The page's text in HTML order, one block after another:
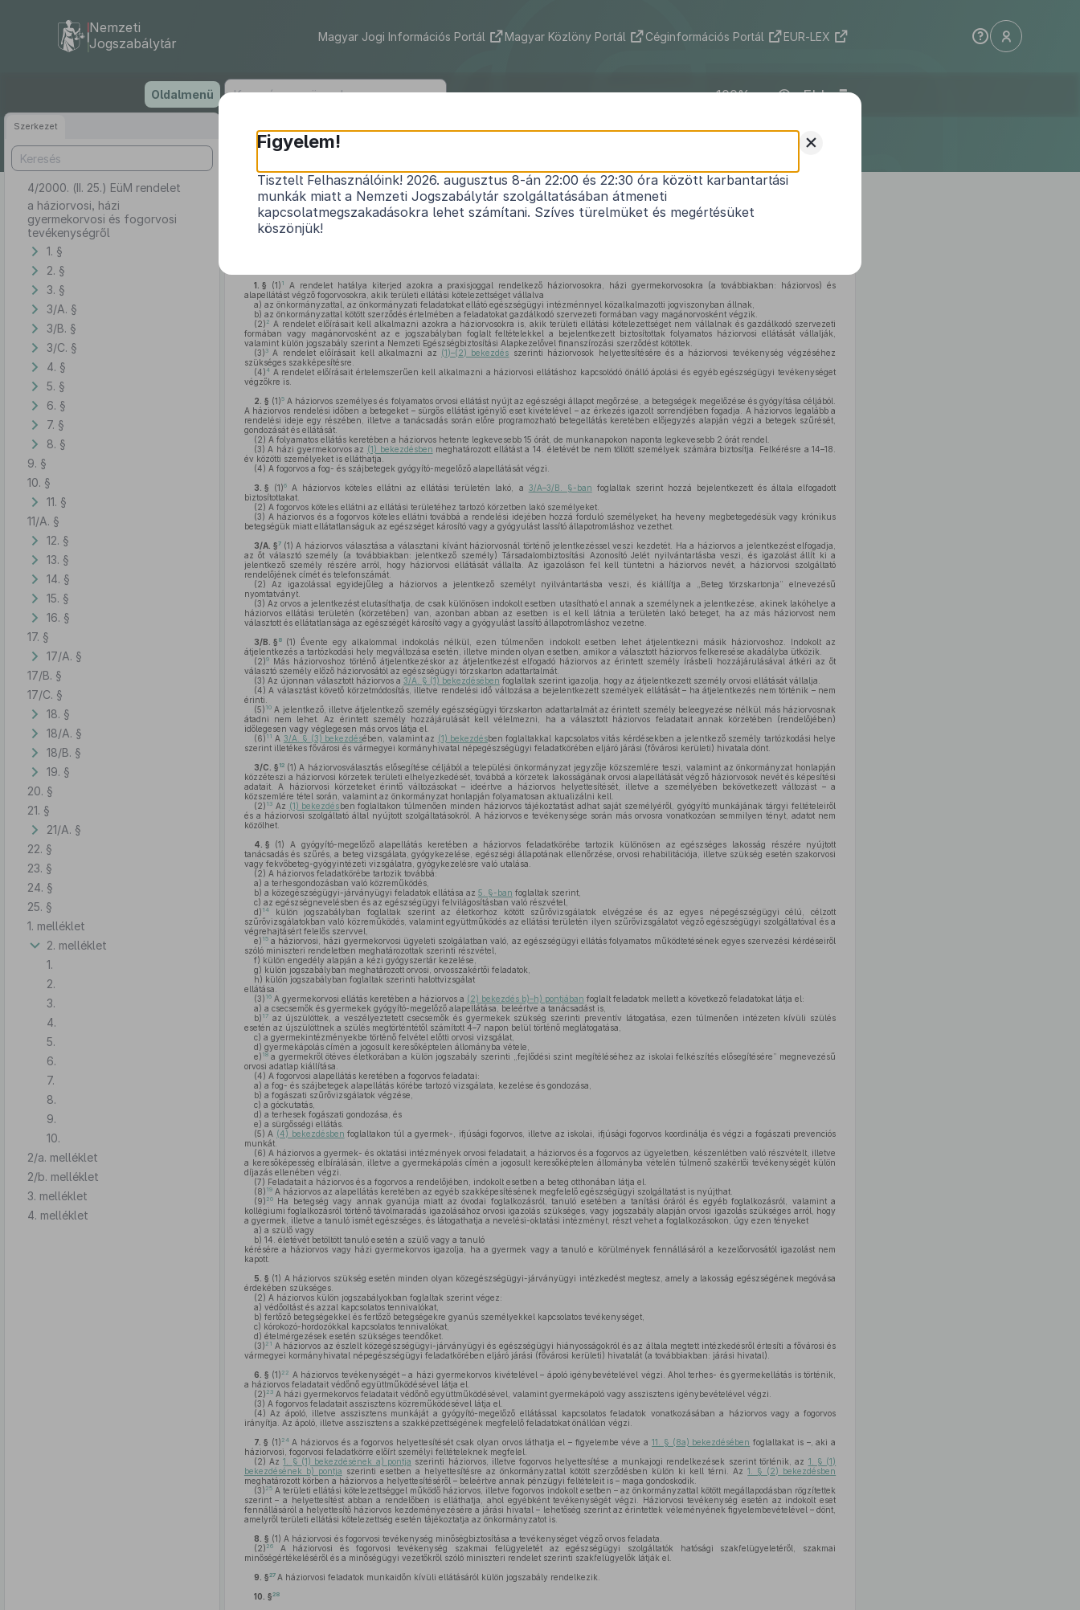
tartalomra
Nemzeti
Jogszabálytár
Magyar Jogi Információs Portál Magyar Közlöny Portál Céginformációs Portál EUR-LEX
Oldalmenü ELI
Szerkezet
4/2000. (II. 25.) EüM rendelet
a háziorvosi, házi
gyermekorvosi és fogorvosi
tevékenységről
1. §
2. §
3. §
3/A. §
3/B. §
3/C. §
4. §
5. §
6. §
7. §
8. §
9. §
10. §
11. §
11/A. §
12. §
13. §
14. §
15. §
16. §
17. §
17/A. §
17/B. §
17/C. §
18. §
18/A. §
18/B. §
19. §
20. §
21. §
21/A. §
22. §
23. §
24. §
25. §
1. melléklet
2. melléklet
1.
2.
3.
4.
5.
6.
7.
8.
9.
10.
2/a. melléklet
2/b. melléklet
3. melléklet
4. melléklet
4/2000. (II. 25.) EüM rendelet
a háziorvosi, házi gyermekorvosi és fogorvosi tevékenységről
Hatályos: 2026. 01. 01. –
1. § (1) 1
A rendelet hatálya kiterjed azokra a praxisjoggal rendelkező háziorvosokra, házi gyermekorvosokra (a továbbiakban: háziorvos) és
alapellátást végző fogorvosokra, akik területi ellátási kötelezettséget vállalva
a) az önkormányzattal, az önkormányzati feladatokat ellátó egészségügyi intézménnyel közalkalmazotti jogviszonyban állnak,
b) az önkormányzattal kötött szerződés értelmében a feladatokat gazdálkodó szervezeti formában vagy magánorvosként végzik.
(2) 2 A rendelet előírásait kell alkalmazni azokra a háziorvosokra is, akik területi ellátási kötelezettséget nem vállalnak és gazdálkodó szervezeti
formában vagy magánorvosként az e jogszabályban foglalt feltételekkel a bejelentkezett biztosítottak folyamatos háziorvosi ellátását vállalják,
valamint külön jogszabály szerint a Nemzeti Egészségbiztosítási Alapkezelővel finanszírozási szerződést kötöttek.
(3) 3A rendelet előírásait kell alkalmazni az (1)–(2) bekezdés szerinti háziorvosok helyettesítésére és a háziorvosi tevékenység végzéséhez
szükséges szakképesítésre.
(4)4A rendelet előírásait értelemszerűen kell alkalmazni a háziorvosi ellátáshoz kapcsolódó önálló ápolási és egyéb egészségügyi tevékenységet
végzőkre is.
2. § (1)5A háziorvos személyes és folyamatos orvosi ellátást nyújt az egészségi állapot megőrzése, a betegségek megelőzése és gyógyítása céljából.
A háziorvos rendelési időben a betegeket – sürgős ellátást igénylő eset kivételével – az érkezés igazolt sorrendjében fogadja. A háziorvos legalább a
rendelési ideje egy részében, illetve a tanácsadás során előre programozható betegellátás keretében előjegyzés alapján végzi a betegek szűrését,
gondozását és ellátását.
(2) A folyamatos ellátás keretében a háziorvos hetente legkevesebb 15 órát, de munkanapokon naponta legkevesebb 2 órát rendel.
(3) A házi gyermekorvos az (1) bekezdésben meghatározott ellátást a 14. életévét be nem töltött személyek számára biztosítja. Felkérésre a 14–18.
év közötti személyeket is elláthatja.
(4) A fogorvos a fog- és szájbetegek gyógyító-megelőző alapellátását végzi.
3. § (1)6A háziorvos köteles ellátni az ellátási területén lakó, a 3/A–3/B. §-ban foglaltak szerint hozzá bejelentkezett és általa elfogadott
biztosítottakat.
(2) A fogorvos köteles ellátni az ellátási területéhez tartozó körzetben lakó személyeket.
(3) A háziorvos és a fogorvos köteles ellátni továbbá a rendelési idejében hozzá forduló személyeket, ha heveny megbetegedésük vagy krónikus
betegségük miatt ellátatlanságuk az egészséget károsító vagy a gyógyulást lassító állapotromláshoz vezethet.
3/A. §7 (1) A háziorvos választása a választani kívánt háziorvosnál történő jelentkezéssel veszi kezdetét. Ha a háziorvos a jelentkezést elfogadja,
az őt választó személy (a továbbiakban: jelentkező személy) Társadalombiztosítási Azonosító Jelét nyilvántartásba veszi, és igazolást állít ki a
jelentkező személy részére arról, hogy háziorvosi ellátását vállalta. Az igazoláson fel kell tüntetni a háziorvos nevét, a háziorvosi szolgáltató
rendelőjének címét és telefonszámát.
(2) Az igazolással egyidejűleg a háziorvos a jelentkező személyt nyilvántartásba veszi, és kiállítja a „Beteg törzskartonja” elnevezésű
nyomtatványt.
(3) Az orvos a jelentkezést elutasíthatja, de csak különösen indokolt esetben utasítható el annak a személynek a jelentkezése, akinek lakóhelye a
háziorvos ellátási területén (körzetében) van, azonban abban az esetben is el kell látnia a területén lakó beteget, ha az más háziorvost nem
választott és ellátatlansága az egészségét károsító vagy a gyógyulást lassító állapotromláshoz vezetne.
3/B. § 8 (1) Évente egy alkalommal indokolás nélkül, ezen túlmenően indokolt esetben lehet átjelentkezni másik háziorvoshoz. Indokolt az
átjelentkezés a tartózkodási hely megváltozása esetén, illetve minden olyan esetben, amikor a választott háziorvos felkeresése akadályba ütközik.
(2)9Más háziorvoshoz történő átjelentkezéskor az átjelentkezést elfogadó háziorvos az érintett személy írásbeli hozzájárulásával átkéri az őt
választó személy előző háziorvosától az egészségügyi törzskarton adattartalmát.
(3) Az újonnan választott háziorvos a 3/A. § (1) bekezdésében foglaltak szerint igazolja, hogy az átjelentkezett személy orvosi ellátását vállalja.
(4) A választást követő körzetmódosítás, illetve rendelési idő változása a bejelentkezett személyek ellátását – ha átjelentkezés nem történik – nem
érinti.
(5) 10A jelentkező, illetve átjelentkező személy egészségügyi törzskarton adattartalmát az érintett személy beleegyezése nélkül más háziorvosnak
átadni nem lehet. Az érintett személy hozzájárulását kell vélelmezni, ha a választott háziorvos feladatait annak körzetében (rendelőjében)
időlegesen vagy véglegesen más orvos látja el.
(6) 11 A 3/A. § (3) bekezdésében, valamint az (1) bekezdésben foglaltakkal kapcsolatos vitás kérdésekben a jelentkező személy tartózkodási helye
szerint illetékes fővárosi és vármegyei kormányhivatal népegészségügyi feladatkörében eljáró járási (fővárosi kerületi) hivatala dönt.
3/C. § 12 (1) A háziorvosválasztás elősegítése céljából a települési önkormányzat jegyzője közszemlére teszi, valamint az önkormányzat honlapján
közzéteszi a háziorvosi körzetek területi elhelyezkedését, továbbá a körzetek lakosságának orvosi alapellátását végző háziorvosok nevét és képesítési
adatait. A háziorvosi körzeteket érintő változásokat – ideértve a háziorvos helyettesítését, illetve a személyében bekövetkezett változást – a
közszemlére tétel során, valamint az önkormányzat honlapján folyamatosan aktualizálni kell.
(2) 13Az (1) bekezdésben foglaltakon túlmenően minden háziorvos tájékoztatást adhat saját személyéről, gyógyító munkájának tárgyi feltételeiről
és a háziorvosi szolgáltató által nyújtott szolgáltatásokról. A háziorvos e tevékenysége során más orvosra vonatkozóan semmilyen tényt, adatot nem
közölhet.
4. § (1)
A gyógyító-megelőző alapellátás keretében a háziorvos feladatkörébe tartozik különösen az egészséges lakosság részére nyújtott
tanácsadás és szűrés, a beteg vizsgálata, gyógykezelése, egészségi állapotának ellenőrzése, orvosi rehabilitációja, illetve szükség esetén szakorvosi
vagy fekvőbeteg-gyógyintézeti vizsgálatra, gyógykezelésre való utalása.
(2) A háziorvos feladatkörébe tartozik továbbá:
a) a terhesgondozásban való közreműködés,
b) a közegészségügyi-járványügyi feladatok ellátása az 5. §-ban foglaltak szerint,
c) az egészségnevelésben és az egészségügyi felvilágosításban való részvétel,
d) 14külön jogszabályban foglaltak szerint az életkorhoz kötött szűrővizsgálatok elvégzése és az egyes népegészségügyi célú, célzott
szűrővizsgálatokban való közreműködés, valamint együttműködés az ellátási területén ilyen szűrővizsgálatot végző egészségügyi szolgáltatóval és a
végrehajtásért felelős szervvel,
e) 15a háziorvosi, házi gyermekorvosi ügyeleti szolgálatban való, az egészségügyi ellátás folyamatos működtetésének egyes szervezési kérdéseiről
szóló miniszteri rendeletben meghatározottak szerinti részvétel,
f) külön engedély alapján a kézi gyógyszertár kezelése,
g) külön jogszabályban meghatározott orvosi, orvosszakértői feladatok,
h) külön jogszabályban foglaltak szerinti halottvizsgálat
ellátása.
(3) 16A gyermekorvosi ellátás keretében a háziorvos a (2) bekezdés b)–h) pontjában foglalt feladatok mellett a következő feladatokat látja el:
a) a csecsemők és gyermekek gyógyító-megelőző alapellátása, beleértve a tanácsadást is,
b) 17az újszülöttek, a veszélyeztetett csecsemők és gyermekek szükség szerinti preventív látogatása, ezen túlmenően intézeten kívüli szülés
esetén az újszülöttnek a szülés megtörténtétől számított 4–7 napon belül történő meglátogatása,
c) a gyermekintézményekbe történő felvétel előtti orvosi vizsgálat,
d) gyermekápolás címén a jogosult keresőképtelen állományba vétele,
e) 18a gyermekről ötéves életkorában a külön jogszabály szerinti „fejlődési szint megítéléséhez az iskolai felkészítés elősegítésére” megnevezésű
orvosi adatlap kiállítása.
(4) A fogorvosi alapellátás keretében a fogorvos feladatai:
a) a fog- és szájbetegek alapellátás körébe tartozó vizsgálata, kezelése és gondozása,
b) a fogászati szűrővizsgálatok végzése,
c) a góckutatás,
d) a terhesek fogászati gondozása, és
e) a sürgősségi ellátás.
(5) A (4) bekezdésben foglaltakon túl a gyermek-, ifjúsági fogorvos, illetve az iskolai, ifjúsági fogorvos koordinálja és végzi a fogászati prevenciós
munkát.
(6) A háziorvos a gyermek- és oktatási intézmények orvosi feladatait, a háziorvos és a fogorvos az ügyeletben, készenlétben való részvételt, illetve
a keresőképesség elbírálásán, illetve a gyermekápolás címén a jogosult keresőképtelen állományba vételén túlmenő szakértői tevékenységét külön
díjazás ellenében végzi.
(7) Feladatait a háziorvos és a fogorvos a rendelőjében, indokolt esetben a beteg otthonában látja el.
(8) 19A háziorvos az alapellátás keretében az egyéb szakképesítésének megfelelő egészségügyi szolgáltatást is nyújthat.
(9) 20Ha betegség vagy annak gyanúja miatt az óvodai foglalkozásról, tanuló esetében a tanítási óráról és egyéb foglalkozásról, valamint a
kollégiumi foglalkozásról történő távolmaradás igazolásához orvosi igazolás szükséges, vagy jogszabály alapján orvosi igazolás szükséges arról, hogy
a gyermek, illetve a tanuló ismét egészséges, és látogathatja a nevelési-oktatási intézményt, részt vehet a foglalkozásokon, úgy ezen tényeket
a) a szülő vagy
b) 14. életévét betöltött tanuló esetén a szülő vagy a tanuló
kérésére a háziorvos vagy házi gyermekorvos igazolja, ha a gyermek vagy a tanuló e körülmények fennállásáról a kezelőorvosától igazolást nem
kapott.
5. § (1) A háziorvos szükség esetén minden olyan közegészségügyi-járványügyi intézkedést megtesz, amely a lakosság egészségének megóvása
érdekében szükséges.
(2) A háziorvos külön jogszabályokban foglaltak szerint végez:
a) védőoltást és azzal kapcsolatos tennivalókat,
b) fertőző betegségekkel és fertőző betegségekre gyanús személyekkel kapcsolatos tevékenységet,
c) kórokozó-hordozókkal kapcsolatos tennivalókat,
d) ételmérgezések esetén szükséges teendőket.
(3) 21 A háziorvos az észlelt közegészségügyi-járványügyi és egészségügyi hiányosságokról és az általa megtett intézkedésről értesíti a fővárosi és
vármegyei kormányhivatal népegészségügyi feladatkörében eljáró járási (fővárosi kerületi) hivatalát (a továbbiakban: járási hivatal).
6. § (1) 22 A háziorvos tevékenységét – a házi gyermekorvos kivételével – ápoló igénybevételével végzi. Ahol terhes- és gyermekellátás is történik,
a háziorvos feladatait védőnő együttműködésével látja el.
(2) 23A házi gyermekorvos feladatait védőnő együttműködésével, valamint gyermekápoló vagy asszisztens igénybevételével végzi.
(3) A fogorvos feladatait asszisztens közreműködésével látja el.
(4) Az ápoló, illetve asszisztens munkáját a gyógyító-megelőző ellátással kapcsolatos feladatok vonatkozásában a háziorvos vagy a fogorvos
irányítja. Az ápoló, illetve asszisztens a szakképzettségének megfelelő feladatokat önállóan végzi.
7. § (1) 24A háziorvos és a fogorvos helyettesítését csak olyan orvos láthatja el – figyelembe véve a 11. § (8a) bekezdésében foglaltakat is –, aki a
háziorvosi, fogorvosi feladatkörre előírt személyi feltételeknek megfelel.
(2) Az1. § (1) bekezdésének a) pontja szerinti háziorvos, illetve fogorvos helyettesítése a munkajogi rendelkezések szerint történik, az 1. § (1)
bekezdésének b) pontja szerinti esetben a helyettesítésre az önkormányzattal kötött szerződésben külön ki kell térni. Az1. § (2) bekezdésben
meghatározott körben a háziorvos a helyettesítéséről – beleértve annak pénzügyi feltételeit is – maga gondoskodik.
(3) 25A területi ellátási kötelezettséggel működő háziorvos, illetve fogorvos indokolt esetben – az önkormányzattal kötött megállapodásban rögzítettek
szerint – a helyettesítést abban a rendelőben is elláthatja, ahol egyébként tevékenységét végzi. Háziorvosi tevékenység esetén az indokolt eset
fennállásáról a helyettesítő háziorvos kezdeményezésére a járási hivatal – lehetőség szerint az érintettek véleményének figyelembevételével – dönt,
amelyről területi ellátási kötelezettség esetén tájékoztatja az önkormányzatot is.
8. § (1) A háziorvosi és fogorvosi tevékenység minőségbiztosítása a tevékenységet végző orvos feladata.
(2) 26A háziorvosi és fogorvosi tevékenység szakmai felügyeletét az egészségügyi szolgáltatók hatósági szakfelügyeletéről, szakmai
minőségértékeléséről és a minőségügyi vezetőkről szóló miniszteri rendelet szerinti szakfelügyelők látják el.
9. §27 A háziorvosi feladatok munkaidőn kívüli ellátásáról külön jogszabály rendelkezik.
10. §28
+
Figyelem!
Tisztelt Felhasználóink! 2026. augusztus 8-án 22:00 és 22:30 óra között karbantartási
munkák miatt a Nemzeti Jogszabálytár szolgáltatásában átmeneti
kapcsolatmegszakadásokra lehet számítani. Szíves türelmüket és megértésüket
köszönjük!